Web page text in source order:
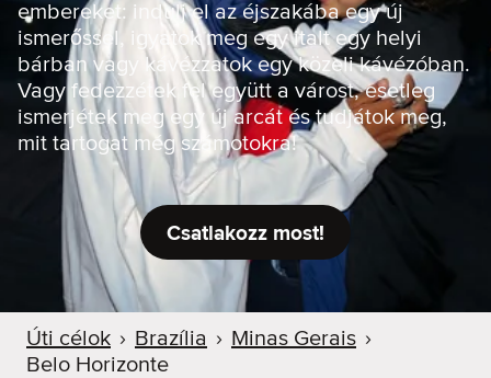
embereket: indulj el az éjszakába egy új
ismerőssel, igyatok meg egy italt egy helyi
bárban vagy kávézzatok egy közeli kávézóban.
Vagy fedezzétek fel együtt a várost, esetleg
ismerjétek meg egy új arcát és tudjátok meg,
mit tartogat még számotokra!
Csatlakozz most!
Úti célok › Brazília › Minas Gerais ›
Belo Horizonte